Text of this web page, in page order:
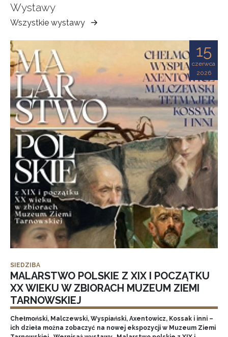
Wystawy
Wszystkie wystawy
Muzeum
Ziemi
Tarnowskiej
15
czerwca
2026
SIEDZIBA
MALARSTWO POLSKIE Z XIX I POCZĄTKU
XX WIEKU W ZBIORACH MUZEUM ZIEMI
TARNOWSKIEJ
Chełmoński, Malczewski, Wyspiański, Axentowicz, Kossak i inni –
ich dzieła można zobaczyć na nowej ekspozycji w Muzeum Ziemi